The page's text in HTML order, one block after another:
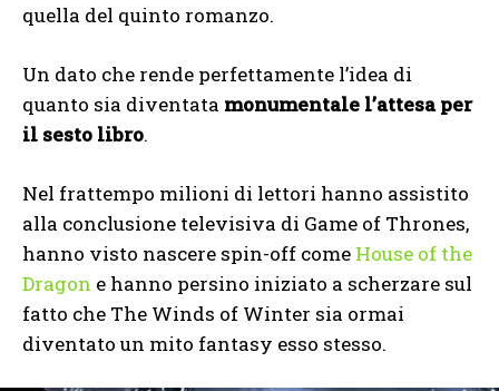
quella del quinto romanzo.
Un dato che rende perfettamente l’idea di
quanto sia diventata monumentale l’attesa per
il sesto libro.
Nel frattempo milioni di lettori hanno assistito
alla conclusione televisiva di Game of Thrones,
hanno visto nascere spin-off come House of the
Dragon e hanno persino iniziato a scherzare sul
fatto che The Winds of Winter sia ormai
diventato un mito fantasy esso stesso.